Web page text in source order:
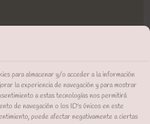
para almacenar y/o acceder a la información
la experiencia de navegación y para mostrar
a estas tecnologías nos permitirá
de navegación o los ID's únicos en este
puede afectar negativamente a ciertas